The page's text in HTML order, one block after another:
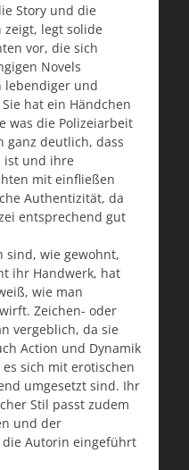
Story und die
legt solide
vor, die sich
Novels
lebendiger und
hat ein Händchen
was die Polizeiarbeit
ganz deutlich, dass
ist und ihre
mit einfließen
Authentizität, da
entsprechend gut
sind, wie gewohnt,
ihr Handwerk, hat
wie man
Zeichen- oder
vergeblich, da sie
Action und Dynamik
sich mit erotischen
umgesetzt sind. Ihr
Stil passt zudem
und der
Autorin eingeführt